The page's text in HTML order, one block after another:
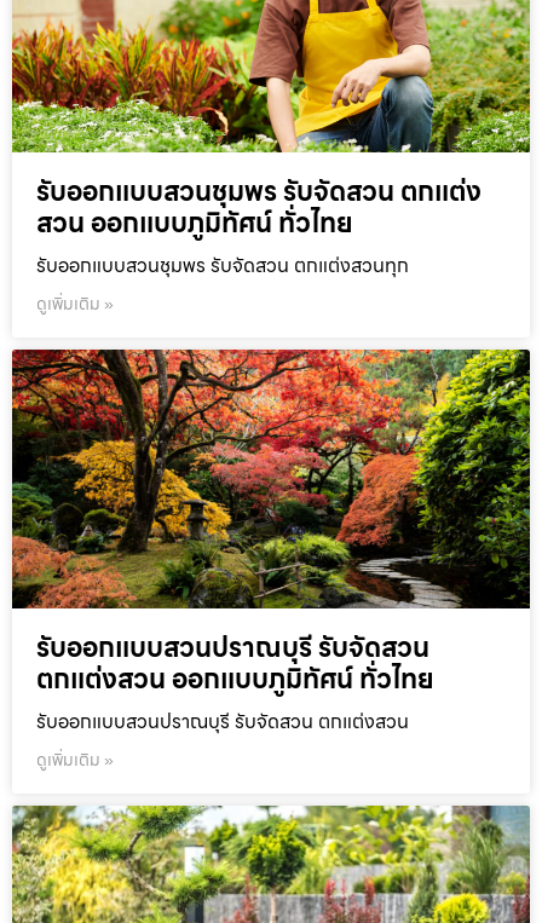
รับออกแบบสวนชุมพร รับจัดสวน ตกแต่ง
สวน ออกแบบภูมิทัศน์ ทั่วไทย
รับออกแบบสวนชุมพร รับจัดสวน ตกแต่งสวนทุก
ดูเพิ่มเติม »
รับออกแบบสวนปราณบุรี รับจัดสวน
ตกแต่งสวน ออกแบบภูมิทัศน์ ทั่วไทย
รับออกแบบสวนปราณบุรี รับจัดสวน ตกแต่งสวน
ดูเพิ่มเติม »